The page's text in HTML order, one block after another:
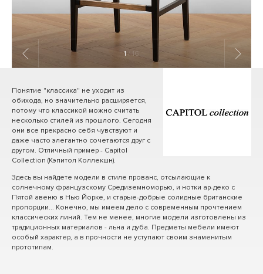
1 / 16
Понятие "классика" не уходит из
обихода, но значительно расширяется,
потому что классикой можно считать
несколько стилей из прошлого. Сегодня
они все прекрасно себя чувствуют и
даже часто элегантно сочетаются друг с
другом. Отличный пример - Capitol
Collection (Кэпитол Коллекшн).
Здесь вы найдете модели в стиле прованс, отсылающие к
солнечному французскому Средиземноморью, и нотки ар-деко с
Пятой авеню в Нью Йорке, и старые-добрые солидные британские
пропорции... Конечно, мы имеем дело с современным прочтением
классических линий. Тем не менее, многие модели изготовлены из
традиционных материалов - льна и дуба. Предметы мебели имеют
особый характер, а в прочности не уступают своим знаменитым
прототипам.